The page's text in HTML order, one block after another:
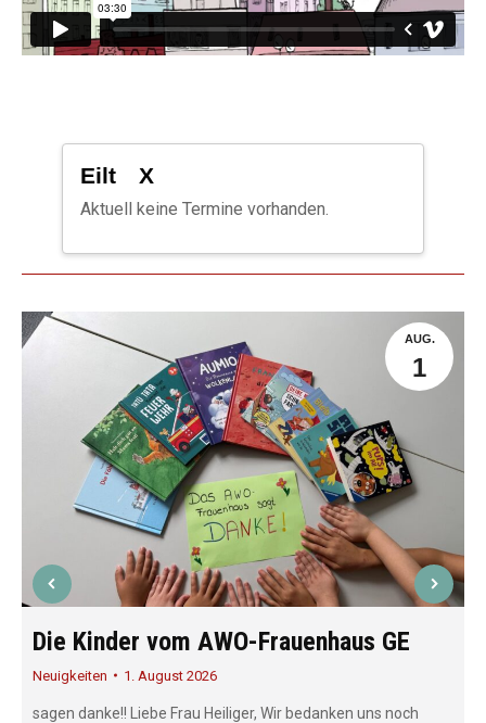
Eilt X
Aktuell keine Termine vorhanden.
AUG.
1
Die Kinder vom AWO-Frauenhaus GE
Neuigkeiten 1. August 2026
sagen danke!! Liebe Frau Heiliger, Wir bedanken uns noch